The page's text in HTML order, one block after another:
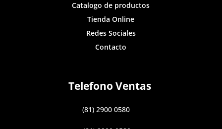
Catalogo de productos
Tienda Online
Redes Sociales
Contacto
Telefono Ventas
(81) 2900 0580